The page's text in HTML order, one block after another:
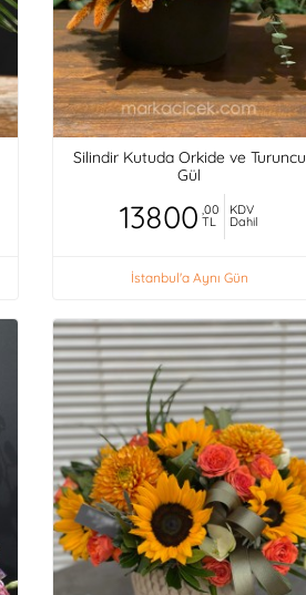
Silindir Kutuda Orkide ve Turuncu
Gül
13800 ,00
TL
KDV
Dahil
İstanbul'a Aynı Gün